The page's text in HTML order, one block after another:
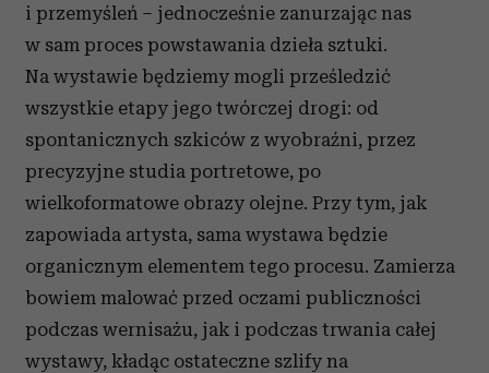
i przemyśleń – jednocześnie zanurzając nas
w sam proces powstawania dzieła sztuki.
Na wystawie będziemy mogli prześledzić
wszystkie etapy jego twórczej drogi: od
spontanicznych szkiców z wyobraźni, przez
precyzyjne studia portretowe, po
wielkoformatowe obrazy olejne. Przy tym, jak
zapowiada artysta, sama wystawa będzie
organicznym elementem tego procesu. Zamierza
bowiem malować przed oczami publiczności
podczas wernisażu, jak i podczas trwania całej
wystawy, kładąc ostateczne szlify na